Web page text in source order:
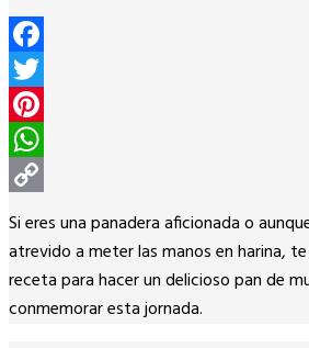
Facebook
Twitter
Pinterest
WhatsApp
Copy
Link
Si eres una panadera aficionada o
atrevido a meter las manos en harina,
receta para hacer un delicioso pan de
conmemorar esta jornada.